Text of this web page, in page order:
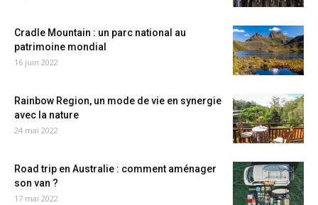
Cradle Mountain : un parc national au
patrimoine mondial
16 juin 2022
Rainbow Region, un mode de vie en synergie
avec la nature
24 mai 2022
Road trip en Australie : comment aménager
son van ?
17 mai 2022